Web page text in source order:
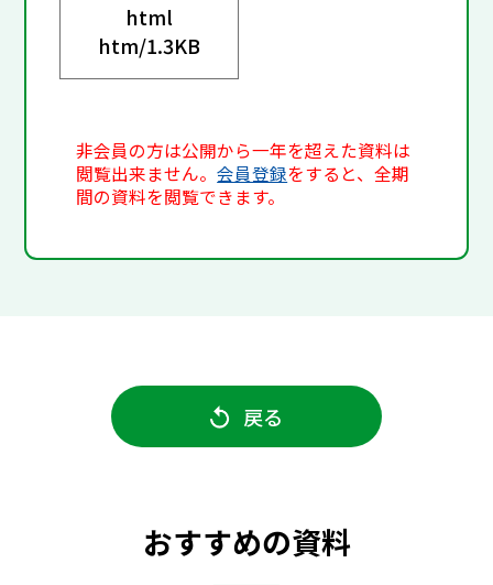
html
htm/1.3KB
非会員の方は公開から一年を超えた資料は
閲覧出来ません。会員登録をすると、全期
間の資料を閲覧できます。
戻る
おすすめの資料